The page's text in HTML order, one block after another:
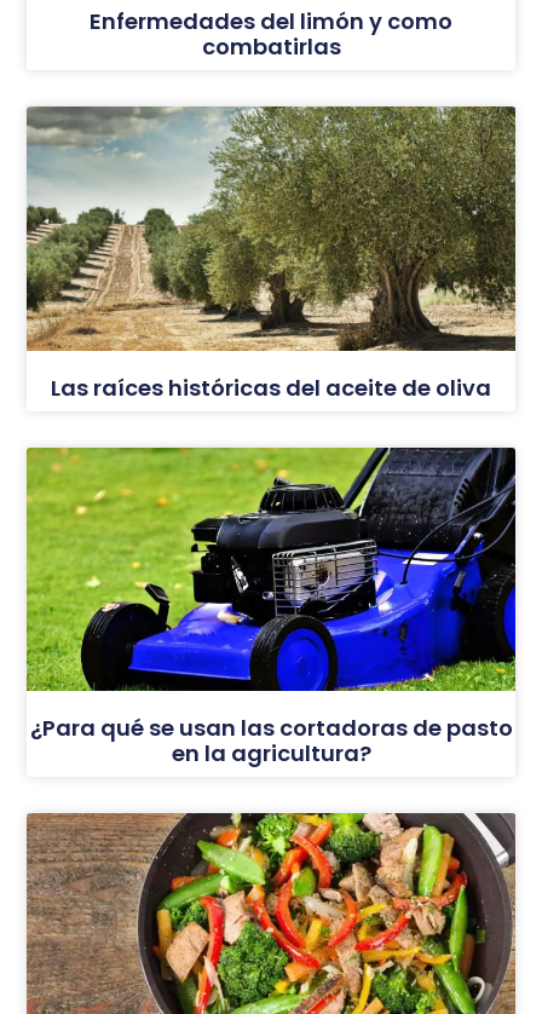
Enfermedades del limón y como
combatirlas
Las raíces históricas del aceite de oliva
¿Para qué se usan las cortadoras de pasto
en la agricultura?